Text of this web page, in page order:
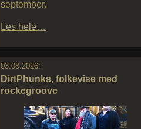
september.
Les hele…
03.08.2026:
DirtPhunks, folkevise med
rockegroove